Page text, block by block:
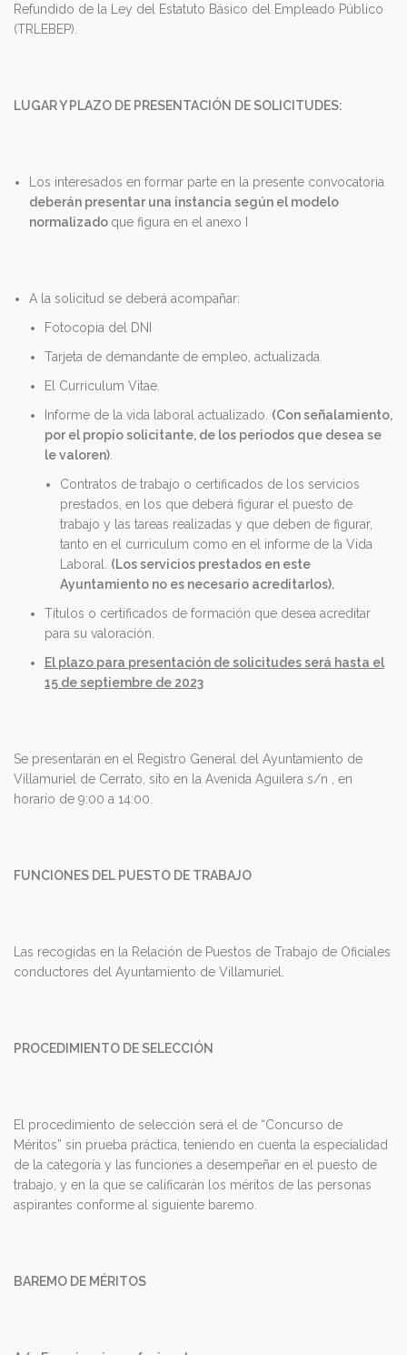
Refundido de la Ley del Estatuto Básico del Empleado Público
(TRLEBEP).
LUGAR Y PLAZO DE PRESENTACIÓN DE SOLICITUDES:
Los interesados en formar parte en la presente convocatoria
deberán presentar una instancia según el modelo
normalizado que figura en el anexo I
A la solicitud se deberá acompañar:
Fotocopia del DNI
Tarjeta de demandante de empleo, actualizada.
El Curriculum Vitae.
Informe de la vida laboral actualizado. (Con señalamiento,
por el propio solicitante, de los periodos que desea se
le valoren)
Contratos de trabajo o certificados de los servicios
prestados, en los que deberá figurar el puesto de
trabajo y las tareas realizadas y que deben de figurar,
tanto en el curriculum como en el informe de la Vida
Laboral. (Los servicios prestados en este
Ayuntamiento no es necesario acreditarlos).
Títulos o certificados de formación que desea acreditar
para su valoración.
El plazo para presentación de solicitudes será hasta el
15 de septiembre de 2023
Se presentarán en el Registro General del Ayuntamiento de
Villamuriel de Cerrato, sito en la Avenida Aguilera s/n , en
horario de 9:00 a 14:00.
FUNCIONES DEL PUESTO DE TRABAJO
Las recogidas en la Relación de Puestos de Trabajo de Oficiales
conductores del Ayuntamiento de Villamuriel.
PROCEDIMIENTO DE SELECCIÓN
El procedimiento de selección será el de “Concurso de
Méritos” sin prueba práctica, teniendo en cuenta la especialidad
de la categoría y las funciones a desempeñar en el puesto de
trabajo, y en la que se calificarán los méritos de las personas
aspirantes conforme al siguiente baremo.
BAREMO DE MÉRITOS